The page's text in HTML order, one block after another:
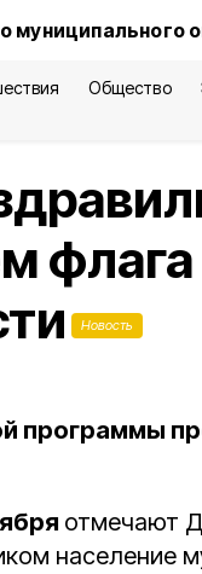
муниципального
Общество
флага
Новость
программы
отмечают
население